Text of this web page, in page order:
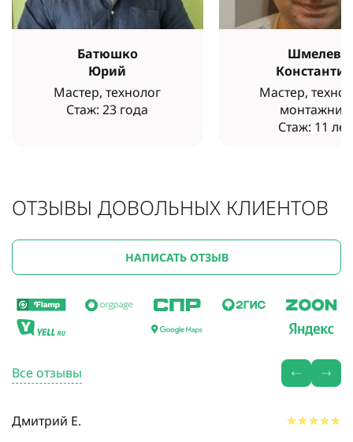
Батюшко
Юрий
Мастер, технолог
Стаж: 23 года
Шмелев
Константин
Мастер,
монтажник
Стаж: 11 лет
ОТЗЫВЫ ДОВОЛЬНЫХ КЛИЕНТОВ
НАПИСАТЬ ОТЗЫВ
Все отзывы
Дмитрий Е.